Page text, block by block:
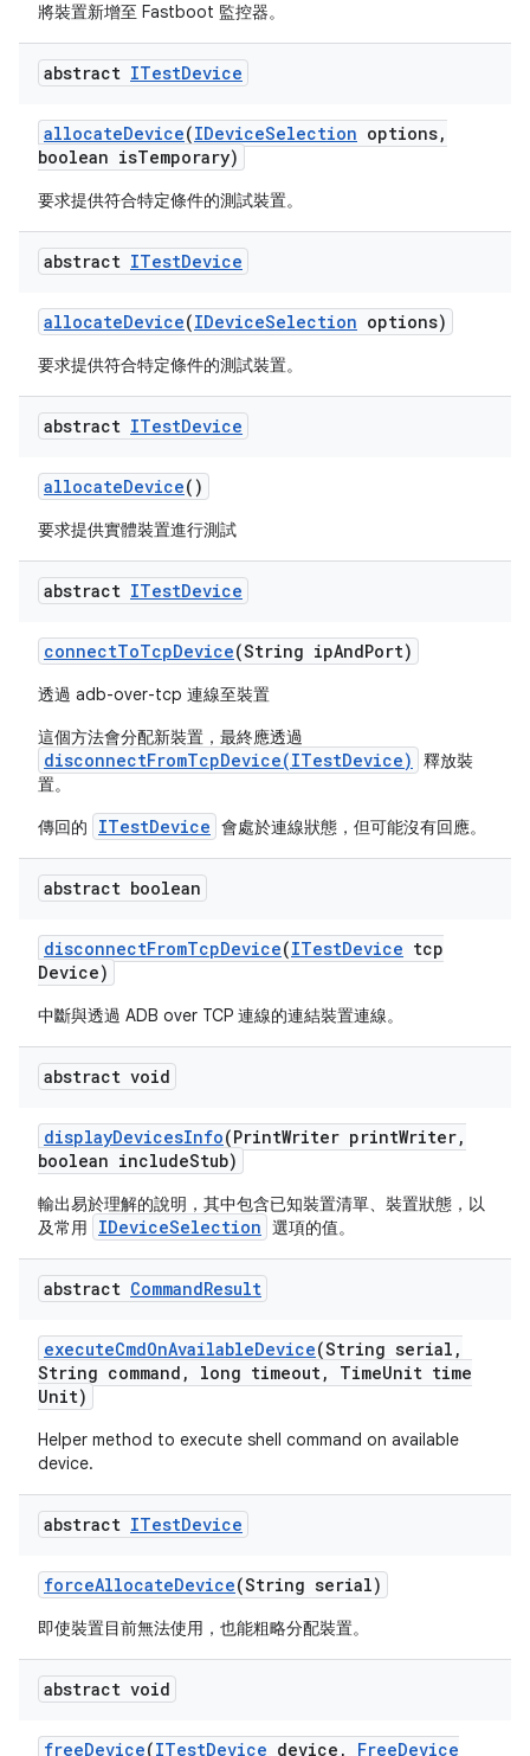
將裝置新增至 Fastboot 監控器。
abstract ITestDevice
allocateDevice(IDeviceSelection options,
boolean isTemporary)
要求提供符合特定條件的測試裝置。
abstract ITestDevice
allocateDevice(IDeviceSelection options)
要求提供符合特定條件的測試裝置。
abstract ITestDevice
allocateDevice()
要求提供實體裝置進行測試
abstract ITestDevice
connectToTcpDevice(String ipAndPort)
透過 adb-over-tcp 連線至裝置
這個方法會分配新裝置，最終應透過
disconnectFromTcpDevice(ITestDevice)
釋放裝
置。
傳回的
ITestDevice 會處於連線狀態，但可能沒有回應。
abstract boolean
disconnectFromTcpDevice(ITestDevice tcp
Device)
中斷與透過 ADB over TCP 連線的連結裝置連線。
abstract void
displayDevicesInfo(PrintWriter printWriter,
boolean includeStub)
輸出易於理解的說明，其中包含已知裝置清單、裝置狀態，以
及常用
IDeviceSelection 選項的值。
abstract CommandResult
executeCmdOnAvailableDevice(String serial ,
String command , long timeout, TimeUnit time
Unit)
Helper method to execute shell command on available
device.
abstract ITestDevice
forceAllocateDevice(String serial)
即使裝置目前無法使用，也能粗略分配裝置。
abstract void
freeDevice(ITestDevice device , FreeDevice